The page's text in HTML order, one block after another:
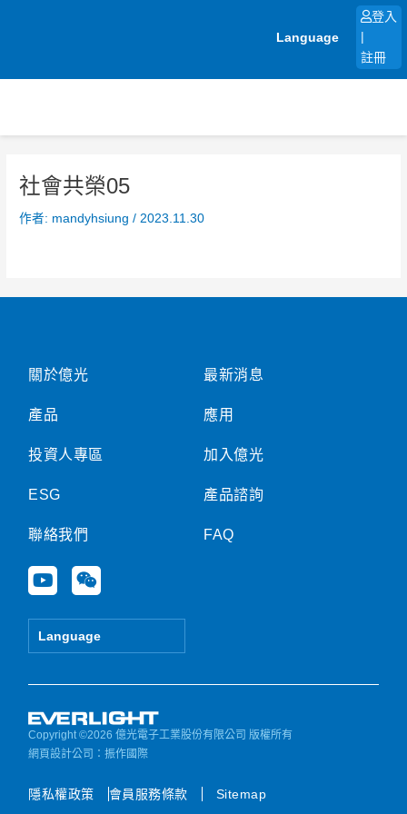
Language
登入
註冊
社會共榮05
作者: mandyhsiung/ 2023.11.30
關於億光
產品
投資人專區
ESG
聯絡我們
Y
o
u
e
W
e
i
Language
最新消息
應用
加入億光
產品諮詢
FAQ
Copyright ©2026 億光電子工業股份有限公司 版權所有
網頁設計公司 ：振作國際
隱私權政策 會員服務條款 Sitemap